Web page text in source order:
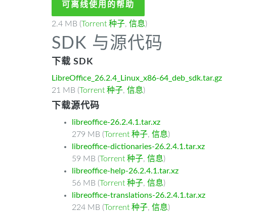
可离线使用的帮助
2.4 MB (Torrent 种子, 信息)
SDK 与源代码
下载 SDK
LibreOffice_26.2.4_Linux_x86-64_deb_sdk.tar.gz
21 MB (Torrent 种子, 信息)
下载源代码
libreoffice-26.2.4.1.tar.xz
279 MB (Torrent 种子, 信息)
libreoffice-dictionaries-26.2.4.1.tar.xz
59 MB (Torrent 种子, 信息)
libreoffice-help-26.2.4.1.tar.xz
56 MB (Torrent 种子, 信息)
libreoffice-translations-26.2.4.1.tar.xz
224 MB (Torrent 种子, 信息)